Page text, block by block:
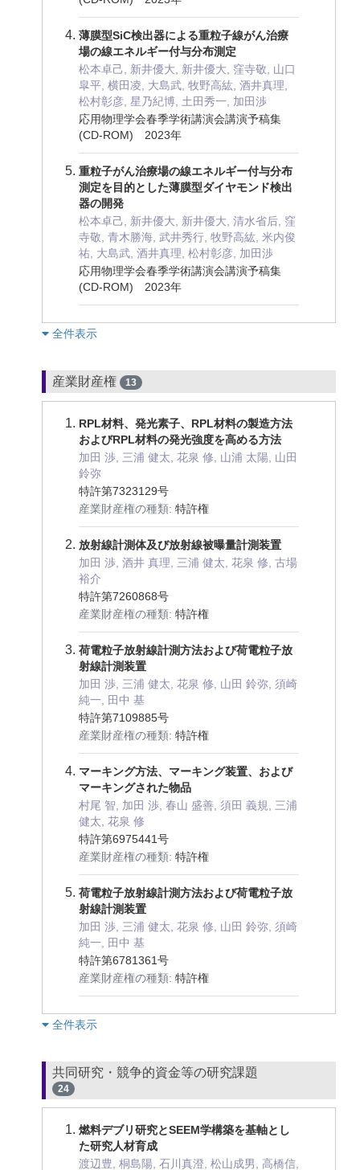
薄膜型SiC検出器による重粒子線がん治療
場の線エネルギー付与分布測定
松本卓己, 新井優大, 新井優大, 窪寺敬, 山口
皐平, 横田凌, 大島武, 牧野高紘, 酒井真理,
松村彰彦, 星乃紀博, 土田秀一, 加田渉
応用物理学会春季学術講演会講演予稿集
(CD-ROM) 2023年
重粒子がん治療場の線エネルギー付与分布
測定を目的とした薄膜型ダイヤモンド検出
器の開発
松本卓己, 新井優大, 新井優大, 清水省后, 窪
寺敬, 青木勝海, 武井秀行, 牧野高紘, 米内俊
祐, 大島武, 酒井真理, 松村彰彦, 加田渉
応用物理学会春季学術講演会講演予稿集
(CD-ROM) 2023年
︎全件表示
産業財産権 13
RPL材料、発光素子、RPL材料の製造方法
およびRPL材料の発光強度を高める方法
加田 渉, 三浦 健太, 花泉 修, 山浦 太陽, 山田
鈴弥
特許第7323129号
産業財産権の種類: 特許権
放射線計測体及び放射線被曝量計測装置
加田 渉, 酒井 真理, 三浦 健太, 花泉 修, 古場
裕介
特許第7260868号
産業財産権の種類: 特許権
荷電粒子放射線計測方法および荷電粒子放
射線計測装置
加田 渉, 三浦 健太, 花泉 修, 山田 鈴弥, 須崎
純一, 田中 基
特許第7109885号
産業財産権の種類: 特許権
マーキング方法、マーキング装置、および
マーキングされた物品
村尾 智, 加田 渉, 春山 盛善, 須田 義規, 三浦
健太, 花泉 修
特許第6975441号
産業財産権の種類: 特許権
荷電粒子放射線計測方法および荷電粒子放
射線計測装置
加田 渉, 三浦 健太, 花泉 修, 山田 鈴弥, 須崎
純一, 田中 基
特許第6781361号
産業財産権の種類: 特許権
︎全件表示
共同研究・競争的資金等の研究課題
24
燃料デブリ研究とSEEM学構築を基軸とし
た研究人材育成
渡辺豊, 桐島陽, 石川真澄, 松山成男, 高橋信,